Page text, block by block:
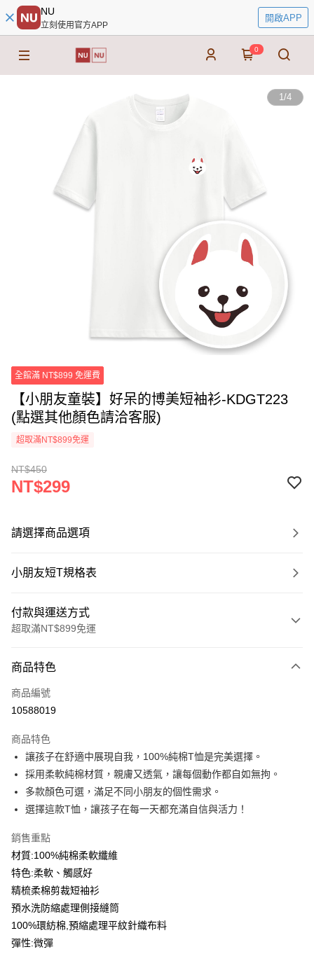
NU
立刻使用官方APP
開啟APP
0
1/4
全館滿 NT$899 免運費
【小朋友童裝】好呆的博美短袖衫-KDGT223
(點選其他顏色請洽客服)
超取滿NT$899免運
NT$450
NT$299
請選擇商品選項
小朋友短T規格表
付款與運送方式
超取滿NT$899免運
信用卡一次付款
信用卡分期付款
合作金庫商業銀行
華南商業銀行
彰化商業銀行
上海商業儲蓄銀行
台北富邦商業銀行
國泰世華商業銀行
兆豐國際商業銀行
臺灣中小企業銀行
台中商業銀行
聯邦商業銀行
元大商業銀行
台新國際商業銀行
台灣樂天信用卡公司
6 期 0 利率 每期
華南商業銀行
彰化商業銀行
上海商業儲蓄銀行
台北富邦商業銀行
國泰世華商業銀行
兆豐國際商業銀行
匯豐（台灣）商業銀行
聯邦商業銀行
元大商業銀行
玉山商業銀行
台灣樂天信用卡公司
12 期 0 利率 每期NT$24 21家銀行
合作金庫商業銀行
第一商業銀行
上海商業儲蓄銀行
台北富邦商業銀行
國泰世華商業銀行
臺灣中小企業銀行
匯豐（台灣）商業銀行
聯邦商業銀行
元大商業銀行
玉山商業銀行
台新國際商業銀行
超商取貨付款
LINE Pay
Apple Pay
街口支付
悠遊付
Google Pay
全盈+PAY
商品特色
商品編號
10588019
商品特色
讓孩子在舒適中展現自我，100%純棉T恤是完美選擇。
採用柔軟純棉材質，親膚又透氣，讓每個動作都自如無拘。
多款顏色可選，滿足不同小朋友的個性需求。
選擇這款T恤，讓孩子在每一天都充滿自信與活力！
銷售重點
材質:100%純棉柔軟纖維
特色:柔軟、觸感好
精梳柔棉剪裁短袖衫
預水洗防縮處理側接縫筒
100%環紡棉,預縮處理平紋針織布料
彈性:微彈